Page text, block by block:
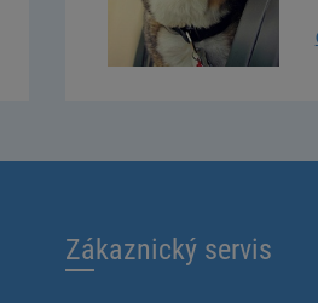
Zákaznický servis